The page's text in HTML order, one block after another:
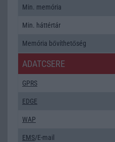
Min. memória
Min. háttértár
Memória bővíthetőség
ADATCSERE
GPRS
EDGE
WAP
EMS/E-mail